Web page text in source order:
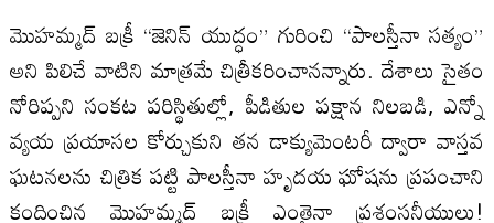
మొహమ్మద్ బక్రీ “జెనిన్ యుద్ధం” గురించి “పాలస్తీనా సత్యం”
అని పిలిచే వాటిని మాత్రమే చిత్రీకరించానన్నారు. దేశాలు సైతం
నోరిప్పని సంకట పరిస్థితుల్లో, పీడితుల పక్షాన నిలబడి, ఎన్నో
వ్యయ ప్రయాసల కోర్చుకుని తన డాక్యుమెంటరీ ద్వారా వాస్తవ
ఘటనలను చిత్రిక పట్టి పాలస్తీనా హృదయ ఘోషను ప్రపంచాని
కందించిన మొహమ్మద్ బక్రీ ఎంతైనా ప్రశంసనీయులు!